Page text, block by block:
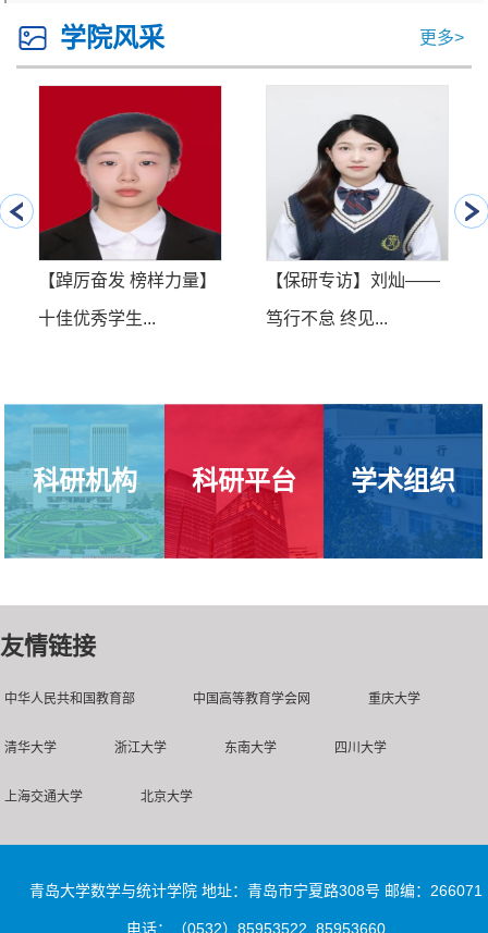
学院风采 更多>
【踔厉奋发 榜样力量】
十佳优秀学生...
【保研专访】刘灿——
笃行不怠 终见...
科研机构 科研平台 学术组织
友情链接
中华人民共和国教育部 中国高等教育学会网 重庆大学
清华大学 浙江大学 东南大学 四川大学
上海交通大学 北京大学
青岛大学数学与统计学院 地址：青岛市宁夏路308号 邮编：266071
电话：（0532）85953522 85953660